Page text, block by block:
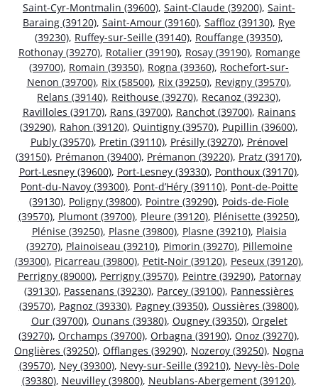
Saint-Cyr-Montmalin (39600), Saint-Claude (39200), Saint-
Baraing (39120), Saint-Amour (39160), Saffloz (39130), Rye
(39230), Ruffey-sur-Seille (39140), Rouffange (39350),
Rothonay (39270), Rotalier (39190), Rosay (39190), Romange
(39700), Romain (39350), Rogna (39360), Rochefort-sur-
Nenon (39700), Rix (58500), Rix (39250), Revigny (39570),
Relans (39140), Reithouse (39270), Recanoz (39230),
Ravilloles (39170), Rans (39700), Ranchot (39700), Rainans
(39290), Rahon (39120), Quintigny (39570), Pupillin (39600),
Publy (39570), Pretin (39110), Présilly (39270), Prénovel
(39150), Prémanon (39400), Prémanon (39220), Pratz (39170),
Port-Lesney (39600), Port-Lesney (39330), Ponthoux (39170),
Pont-du-Navoy (39300), Pont-d’Héry (39110), Pont-de-Poitte
(39130), Poligny (39800), Pointre (39290), Poids-de-Fiole
(39570), Plumont (39700), Pleure (39120), Plénisette (39250),
Plénise (39250), Plasne (39800), Plasne (39210), Plaisia
(39270), Plainoiseau (39210), Pimorin (39270), Pillemoine
(39300), Picarreau (39800), Petit-Noir (39120), Peseux (39120),
Perrigny (89000), Perrigny (39570), Peintre (39290), Patornay
(39130), Passenans (39230), Parcey (39100), Pannessières
(39570), Pagnoz (39330), Pagney (39350), Oussières (39800),
Our (39700), Ounans (39380), Ougney (39350), Orgelet
(39270), Orchamps (39700), Orbagna (39190), Onoz (39270),
Onglières (39250), Offlanges (39290), Nozeroy (39250), Nogna
(39570), Ney (39300), Nevy-sur-Seille (39210), Nevy-lès-Dole
(39380), Neuvilley (39800), Neublans-Abergement (39120),